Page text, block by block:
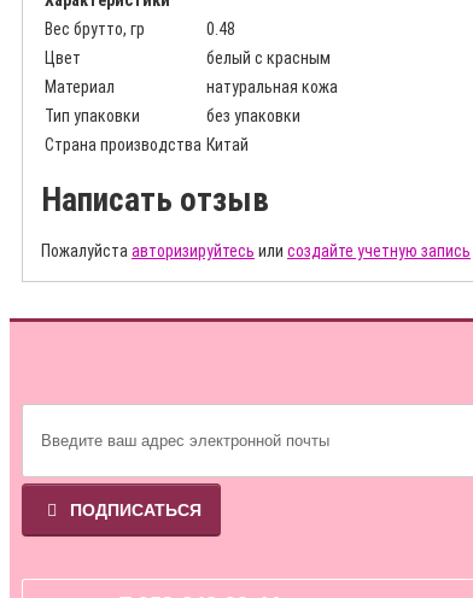
Вес брутто, гр
0.48
Цвет
белый с красным
Материал
натуральная кожа
Тип упаковки
без упаковки
Страна производства Китай
Написать отзыв
Пожалуйста авторизируйтесь или создайте учетную запись
ПОДПИСАТЬСЯ